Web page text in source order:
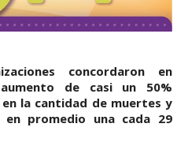
concordaron en
de casi un 50%
la cantidad de muertes y
promedio una cada 29